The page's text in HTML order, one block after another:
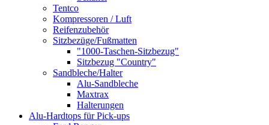
Tentco
Kompressoren / Luft
Reifenzubehör
Sitzbezüge/Fußmatten
"1000-Taschen-Sitzbezug"
Sitzbezug "Country"
Sandbleche/Halter
Alu-Sandbleche
Maxtrax
Halterungen
Alu-Hardtops für Pick-ups